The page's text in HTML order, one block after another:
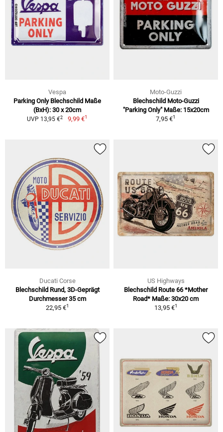
Vespa
Parking Only Blechschild Maße
(BxH): 30 x 20cm
UVP 13,95 €2 9,99 €1
Moto-Guzzi
Blechschild Moto-Guzzi
"Parking Only" Maße: 15x20cm
7,95 €1
Ducati Corse
Blechschild Rund, 3D-Geprägt
Durchmesser 35 cm
22,95 €1
US Highways
Blechschild Route 66 *Mother
Road* Maße: 30x20 cm
13,95 €1